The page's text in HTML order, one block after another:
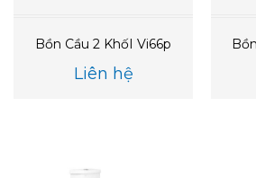
Bồn Cầu 2 KhốI Vi66p
Liên hệ